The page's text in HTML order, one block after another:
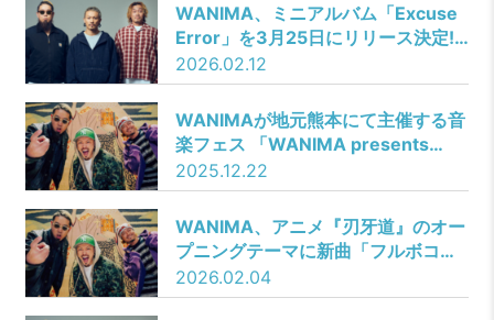
WANIMA、ミニアルバム「Excuse
Error」を3月25日にリリース決定!!
間違えながら進んできた2年間の“途
中経過”を刻んだ最新作。ティザー映
像も公開!!
2026.02.12
WANIMAが地元熊本にて主催する音
楽フェス 「WANIMA presents
1CHANCE FESTIVAL 2026」の開
催が決定!!
2025.12.22
WANIMA、アニメ『刃牙道』のオー
プニングテーマに新曲「フルボコ」
が決定！
2026.02.04